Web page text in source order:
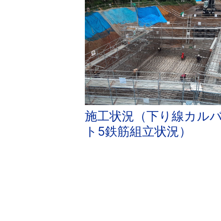
施工状況（下り線カル
ト5鉄筋組立状況）